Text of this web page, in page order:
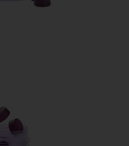
DE VITAMINA DEBLOAT